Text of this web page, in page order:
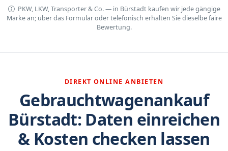
PKW, LKW, Transporter & Co. — in Bürstadt kaufen wir jede gängige
Marke an; über das Formular oder telefonisch erhalten Sie dieselbe faire
Bewertung.
DIREKT ONLINE ANBIETEN
Gebrauchtwagenankauf
Bürstadt: Daten einreichen
& Kosten checken lassen